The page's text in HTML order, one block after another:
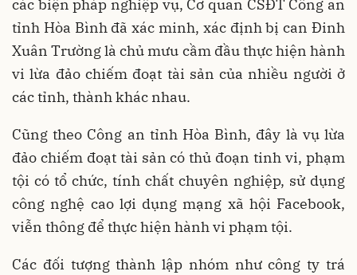
các biện pháp nghiệp vụ, Cơ quan CSĐT Công an
tỉnh Hòa Bình đã xác minh, xác định bị can Đinh
Xuân Trường là chủ mưu cầm đầu thực hiện hành
vi lừa đảo chiếm đoạt tài sản của nhiều người ở
các tỉnh, thành khác nhau.
Cũng theo Công an tỉnh Hòa Bình, đây là vụ lừa
đảo chiếm đoạt tài sản có thủ đoạn tinh vi, phạm
tội có tổ chức, tính chất chuyên nghiệp, sử dụng
công nghệ cao lợi dụng mạng xã hội Facebook,
viễn thông để thực hiện hành vi phạm tội.
Các đối tượng thành lập nhóm như công ty trá